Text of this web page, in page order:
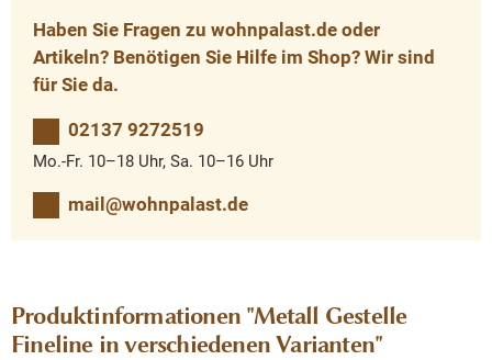
Haben Sie Fragen zu wohnpalast.de oder
Artikeln? Benötigen Sie Hilfe im Shop? Wir sind
für Sie da.
02137 9272519
Mo.-Fr. 10–18 Uhr, Sa. 10–16 Uhr
mail@wohnpalast.de
Produktinformationen "Metall Gestelle
Fineline in verschiedenen Varianten"